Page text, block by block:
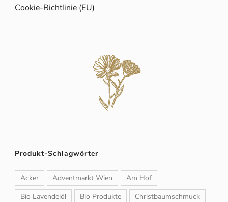
Cookie-Richtlinie (EU)
Produkt-Schlagwörter
Acker Adventmarkt Wien
Am Hof
Bio Lavendelöl
Bio Produkte
Christbaumschmuck